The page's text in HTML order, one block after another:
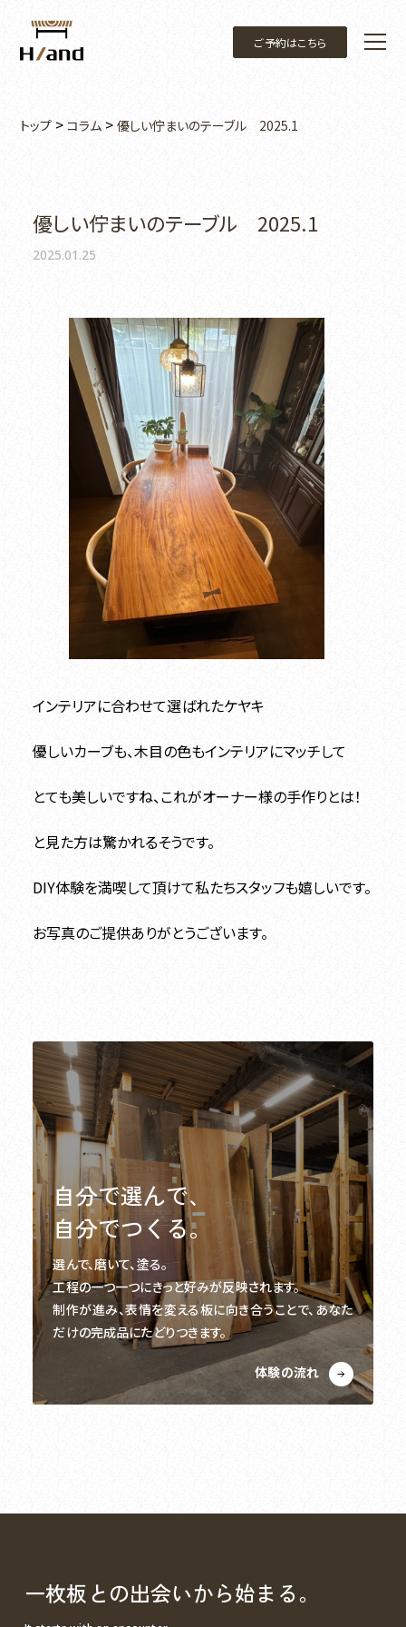
ご予約はこちら
トップ >コラム >優しい佇まいのテーブル 2025.1
優しい佇まいのテーブル 2025.1
2025.01.25
インテリアに合わせて選ばれたケヤキ
優しいカーブも、木目の色もインテリアにマッチして
とても美しいですね、これがオーナー様の手作りとは！
と見た方は驚かれるそうです。
DIY体験を満喫して頂けて私たちスタッフも嬉しいです。
お写真のご提供ありがとうございます。
自分で選んで、
自分でつくる。
選んで、磨いて、塗る。
工程の一つ一つにきっと好みが反映されます。
制作が進み、表情を変える板に向き合うことで、あなた
だけの完成品にたどりつきます。
体験の流れ
一枚板との出会いから始まる。